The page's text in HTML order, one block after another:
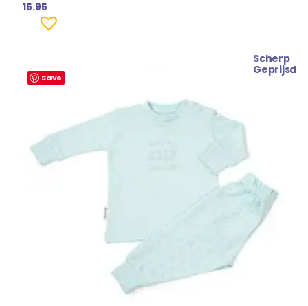
15.95
Save
Scherp
Geprijsd
prijs
was: